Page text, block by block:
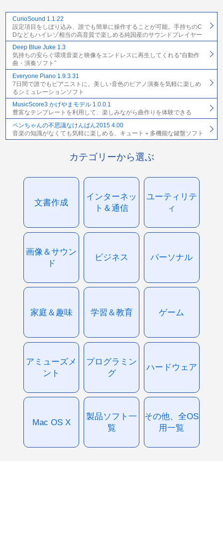
CurioSound 1.1.22
設定項目をしぼり込み、誰でも簡単に操作することが可能。手持ちのC
Dなどもハイレゾ相当の高音質で楽しめる純国産のサウンドプレイヤー
Deep Blue Juke 1.3
気持ちの安らぐ環境音楽と映像をエンドレスに再生してくれる“自動作
曲・演奏ソフト”
Everyone Piano 1.9.3.31
7日間で誰でもピアニストに。美しい音色のピアノ演奏を気軽に楽しめ
るシミュレーションソフト
MusicScore3 かげやまモデル 1.0.0.1
豊富なテンプレートを利用して、楽しみながら曲作りを体験できる
ペンちゃんの不思議なけんばん2015 4.00
音楽の知識がなくても気軽に楽しめる、キュート＋多機能な鍵盤ソフト
カテゴリーから選ぶ
文書作成
インターネッ
ト＆通信
ユーティリテ
ィ
画像＆サウン
ド
ビジネス パーソナル
家庭＆趣味 学習＆教育 ゲーム
アミューズメ
ント
プログラミン
グ
ハードウェア
Mac OS X
製品ソフト一
覧
その他、全OS
用一覧